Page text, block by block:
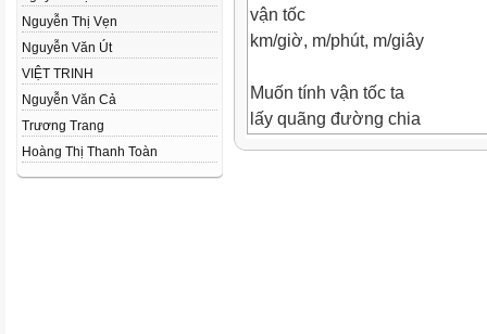
Nguyễn Thị Vẹn
Nguyễn Văn Út
VIỆT TRINH
Nguyễn Văn Cả
Trương Trang
Hoàng Thị Thanh Toàn
vận tốc
km/giờ, m/phút, m/giây
Muốn tính vận tốc ta
lấy quãng đường chia